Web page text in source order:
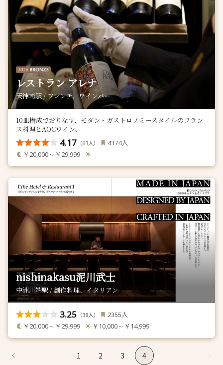
レストラン アレナ
天神南駅 / フレンチ、ワインバー
10皿構成でおりなす、モダン・ガストロノミースタイルのフラン
ス料理とAOCワイン。
4.17 （63人） 4374人
￥20,000～￥29,999 -
nishinakasu泥川武士
中洲川端駅 / 創作料理、イタリアン
3.25 （38人） 2355人
￥20,000～￥29,999 ￥10,000～￥14,999
1 2 3 4